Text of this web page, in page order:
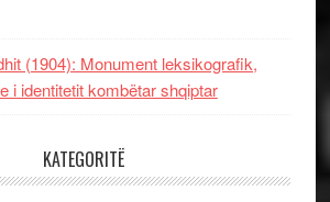
(1904): Monument leksikografik,
i identitetit kombëtar shqiptar
KATEGORITË